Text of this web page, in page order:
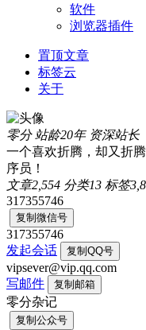
软件
浏览器插件
置顶文章
标签云
关于
零分 站龄20年 资深站长
一个喜欢折腾，却又折
序员！
文章2,554 分类13 标签
317355746
复制微信号
317355746
发起会话
复制QQ号
vipsever@vip.qq.com
写邮件
复制邮箱
零分杂记
复制公众号